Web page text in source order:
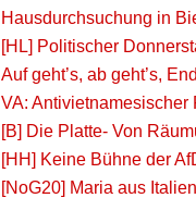
Hausdurchsuchung in
[HL] Politischer
Auf geht’s, ab geht’s,
VA:
[B] Die Platte- Von
[HH] Keine Bühne der
[NoG20] Maria aus